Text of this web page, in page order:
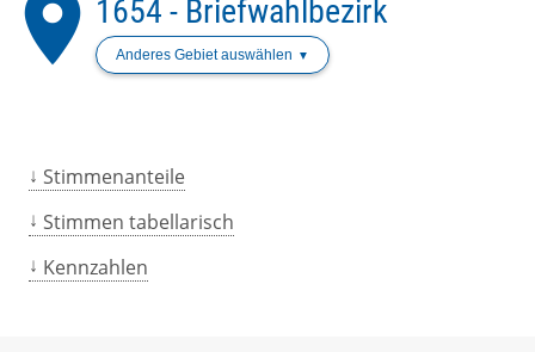
place1654 - Briefwahlbezirk
Anderes Gebiet auswählen
Stimmenanteile
Stimmen tabellarisch
Kennzahlen